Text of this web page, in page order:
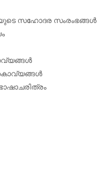
സഹോദര സംരംഭങ്ങള്‍